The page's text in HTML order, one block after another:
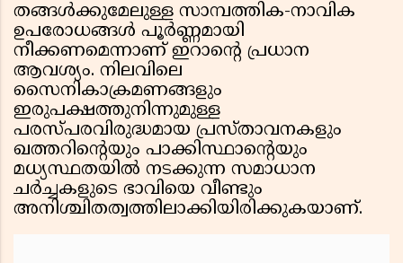
തങ്ങൾക്കുമേലുള്ള സാമ്പത്തിക-നാവിക
ഉപരോധങ്ങൾ പൂർണ്ണമായി
നീക്കണമെന്നാണ് ഇറാന്റെ പ്രധാന
ആവശ്യം. നിലവിലെ
സൈനികാക്രമണങ്ങളും
ഇരുപക്ഷത്തുനിന്നുമുള്ള
പരസ്‌പരവിരുദ്ധമായ പ്രസ്താവനകളും
ഖത്തറിന്റെയും പാക്കിസ്ഥാന്റെയും
മധ്യസ്ഥതയിൽ നടക്കുന്ന സമാധാന
ചർച്ചകളുടെ ഭാവിയെ വീണ്ടും
അനിശ്ചിതത്വത്തിലാക്കിയിരിക്കുകയാണ്.